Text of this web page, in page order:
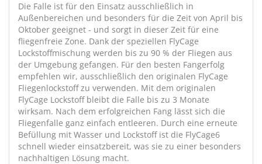
Die Falle ist für den Einsatz ausschließlich in
Außenbereichen und besonders für die Zeit von April bis
Oktober geeignet - und sorgt in dieser Zeit für eine
fliegenfreie Zone. Dank der speziellen FlyCage
Lockstoffmischung werden bis zu 90 % der Fliegen aus
der Umgebung gefangen. Für den besten Fangerfolg
empfehlen wir, ausschließlich den originalen FlyCage
Fliegenlockstoff zu verwenden. Mit dem originalen
FlyCage Lockstoff bleibt die Falle bis zu 3 Monate
wirksam. Nach dem erfolgreichen Fang lässt sich die
Fliegenfalle ganz einfach entleeren. Durch eine erneute
Befüllung mit Wasser und Lockstoff ist die FlyCage6
schnell wieder einsatzbereit, was sie zu einer besonders
nachhaltigen Lösung macht.